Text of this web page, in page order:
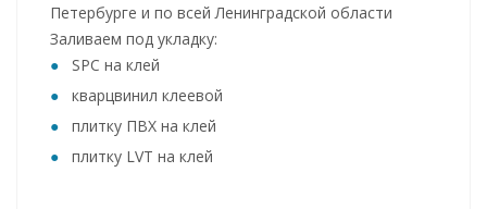
Петербурге и по всей Ленинградской области
Заливаем под укладку:
SPC на клей
кварцвинил клеевой
плитку ПВХ на клей
плитку LVT на клей